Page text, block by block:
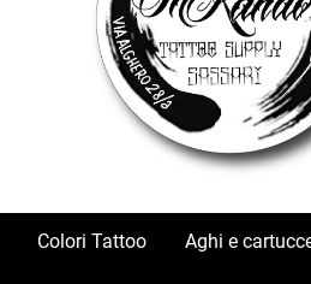
Colori Tattoo Aghi e